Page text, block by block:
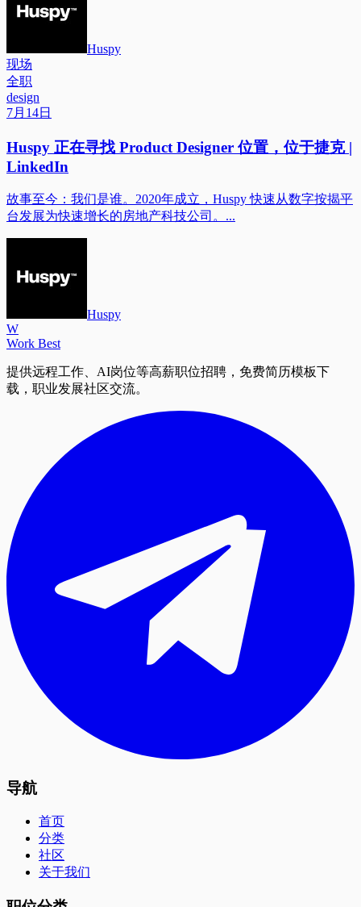
Huspy
现场
全职
design
7月14日
Huspy 正在寻找 Product Designer 位置，位于捷克 |
LinkedIn
故事至今：我们是谁。2020年成立，Huspy 快速从数字按揭平
台发展为快速增长的房地产科技公司。...
Huspy
W
Work Best
提供远程工作、AI岗位等高薪职位招聘，免费简历模板下
载，职业发展社区交流。
导航
首页
分类
社区
关于我们